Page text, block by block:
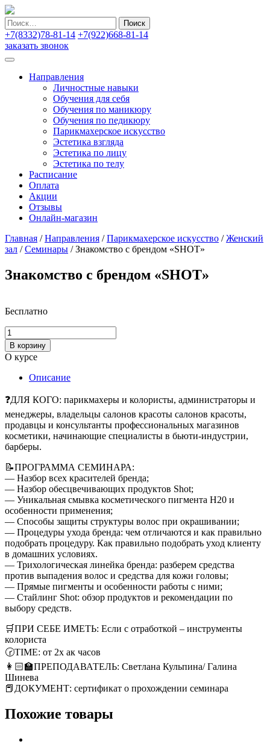
Найти:
+7(8332)78-81-14 +7(922)668-81-14
заказать звонок
Направления
Личностные навыки
Обучения для себя
Обучения по маникюру
Обучения по педикюру
Парикмахерское искусство
Эстетика взгляда
Эстетика по лицу
Эстетика по телу
Расписание
Оплата
Акции
Отзывы
Онлайн-магазин
Главная /Направления /Парикмахерское искусство /Женский
зал /Семинары /Знакомство с брендом «SHOT»
Знакомство с брендом «SHOT»
Бесплатно
Количество
товара
Знакомство
с
брендом
«SHOT»
В корзину
О курсе
Описание
❓ДЛЯ КОГО: парикмахеры и колористы, администраторы и
менеджеры, владельцы салонов красоты салонов красоты,
продавцы и консультанты профессиональных магазинов
косметики, начинающие специалисты в бьюти-индустрии,
барберы.
📝ПРОГРАММА СЕМИНАРА:
— Hазбор всех красителей бренда;
— Hазбор обесцвечивающих продуктов Shot;
— Уникальная смывка косметического пигмента H20 и
особенности применения;
— Способы защиты структуры волос при окрашивании;
— Процедуры ухода бренда: чем отличаются и как правильно
подобрать процедуру. Как правильно подобрать уход клиенту
в домашних условиях.
— Трихологическая линейка бренда: разберем средства
против выпадения волос и средства для кожи головы;
— Прямые пигменты и особенности работы с ними;
— Стайлинг Shot: обзор продуктов и рекомендации по
выбору средств.
🛒ПРИ СЕБЕ ИМЕТЬ: Если с отработкой – инструменты
колориста
🕝TIME: от 2х ак часов
👩🏻‍🏫ПРЕПОДАВАТЕЛЬ: Светлана Кульпина/ Галина
Шинева
📕ДОКУМЕНТ: сертификат о прохождении семинара
Похожие товары